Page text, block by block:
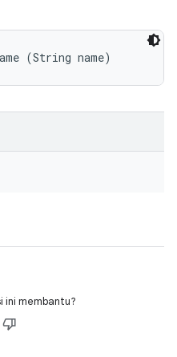
(String name)
ini membantu?